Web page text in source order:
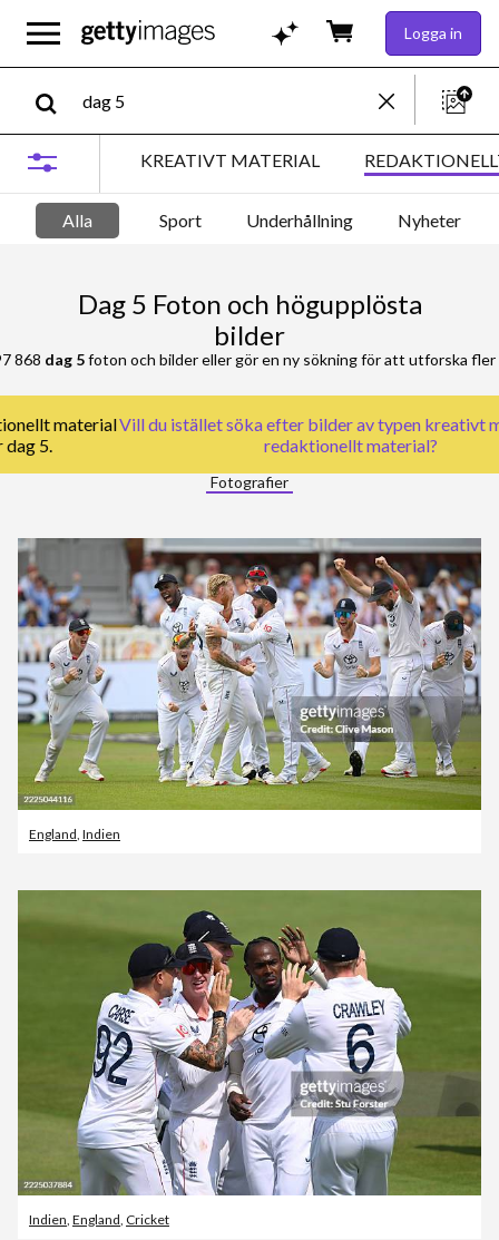
Logga in
KREATIVT MATERIAL
Alla Sport Underhållning Nyheter
Dag 5 Foton och högupplösta
bilder
868 dag 5foton och bilder eller gör en ny sökning för att utforska
material
5.
Vill du istället söka efter bilder av typen kreativt
redaktionellt material?
Fotografier
England Indien
Indien England Cricket